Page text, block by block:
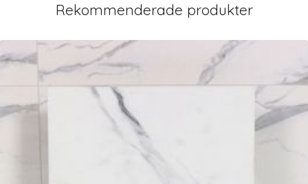
Rekommenderade produkter